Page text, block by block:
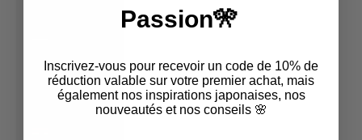
Iceland
(EUR €)
Passion🎌
Inscrivez-vous pour recevoir un code de 10% de
réduction valable sur votre premier achat, mais
également nos inspirations japonaises, nos
nouveautés et nos conseils 🌸